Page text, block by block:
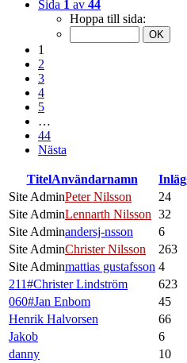
Sida 1 av 44
Hoppa till sida:
1
2
3
4
5
…
44
Nästa
TitelAnvändarnamn
Site AdminPeter Nilsson 24
Site AdminLennarth Nilsson 32
Site Adminandersj-nsson 6
Site AdminChrister Nilsson 263
Site Adminmattias gustafsson 4
211#Christer Lindström
623
060#Jan Enbom
45
Henrik Halvorsen
66
Jakob
6
danny
10